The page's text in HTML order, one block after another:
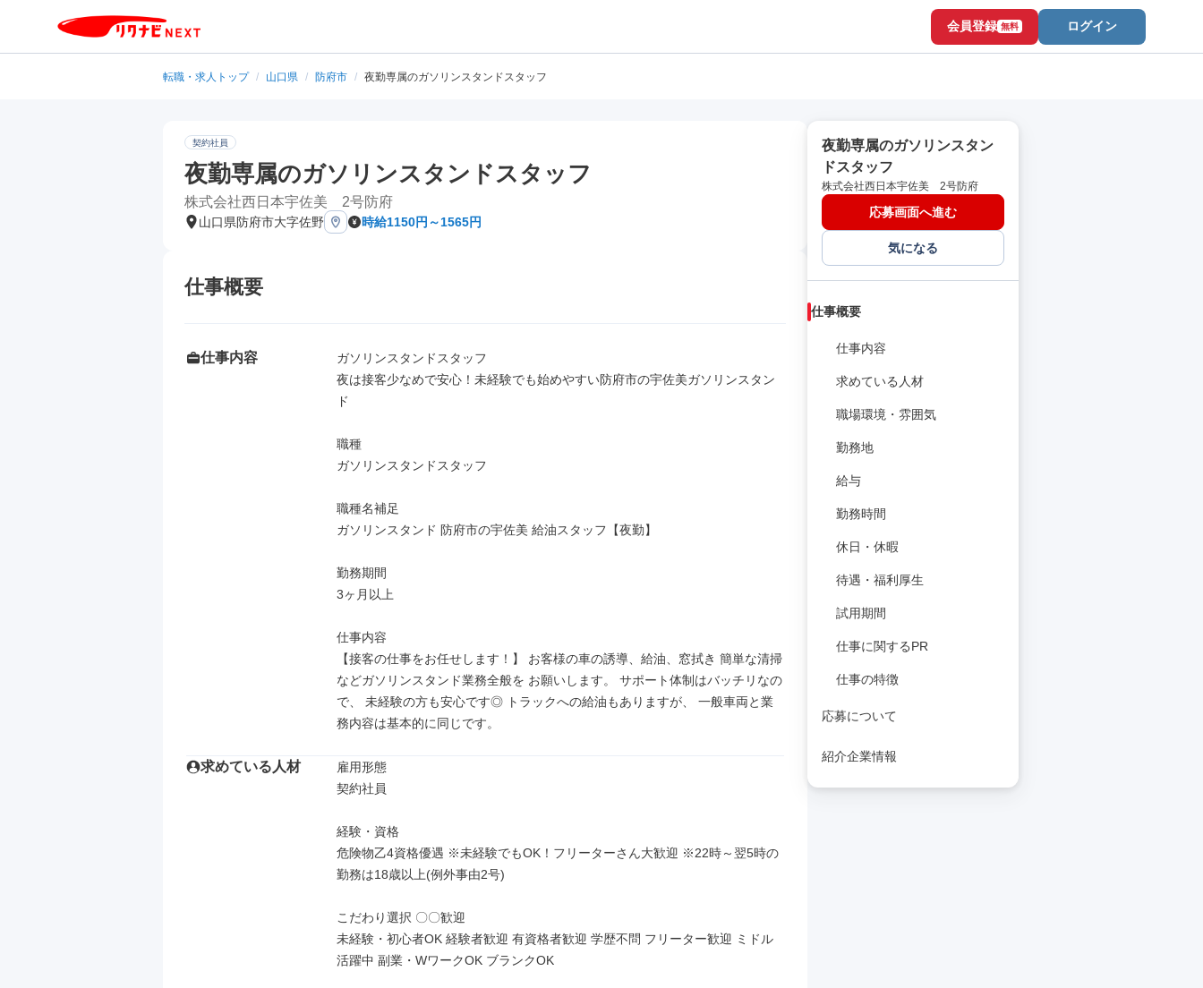
会員登録 無料 ログイン
転職・求人トップ / 山口県 / 防府市 / 夜勤専属のガソリンスタンドスタッフ
契約社員
夜勤専属のガソリンスタンドスタッフ
株式会社西日本宇佐美 2号防府
山口県防府市大字佐野 時給1150円～1565円
仕事概要
仕事内容
ガソリンスタンドスタッフ
夜は接客少なめで安心！未経験でも始めやすい防府市の宇佐美ガソリンスタン
ド
職種
ガソリンスタンドスタッフ
職種名補足
ガソリンスタンド 防府市の宇佐美 給油スタッフ【夜勤】
勤務期間
3ヶ月以上
仕事内容
【接客の仕事をお任せします！】 お客様の車の誘導、給油、窓拭き 簡単な清掃
などガソリンスタンド業務全般を お願いします。 サポート体制はバッチリなの
で、 未経験の方も安心です◎ トラックへの給油もありますが、 一般車両と業
務内容は基本的に同じです。
求めている人材
雇用形態
契約社員
経験・資格
危険物乙4資格優遇 ※未経験でもOK！フリーターさん大歓迎 ※22時～翌5時の
勤務は18歳以上(例外事由2号)
こだわり選択 〇〇歓迎
未経験・初心者OK 経験者歓迎 有資格者歓迎 学歴不問 フリーター歓迎 ミドル
活躍中 副業・WワークOK ブランクOK
夜勤専属のガソリンスタン
ドスタッフ
株式会社西日本宇佐美 2号防府
応募画面へ進む
気になる
仕事概要
仕事内容
求めている人材
職場環境・雰囲気
勤務地
給与
勤務時間
休日・休暇
待遇・福利厚生
試用期間
仕事に関するPR
仕事の特徴
応募について
紹介企業情報